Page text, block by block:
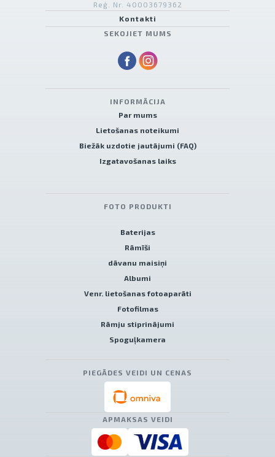
Reģ. Nr. 40003679362
Kontakti
SEKOJIET MUMS
INFORMĀCIJA
Par mums
Lietošanas noteikumi
Biežāk uzdotie jautājumi (FAQ)
Izgatavošanas laiks
FOTO PRODUKTI
Baterijas
Rāmīši
dāvanu maisiņi
Albumi
Venr. lietošanas fotoaparāti
Fotofilmas
Rāmju stiprinājumi
Spoguļkamera
PIEGĀDES VEIDI UN CENAS
APMAKSAS VEIDI